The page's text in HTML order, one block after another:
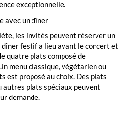
exceptionnelle.
avec un dîner
les invités peuvent réserver un
festif a lieu avant le concert et
quatre plats composé de
menu classique, végétarien ou
est proposé au choix. Des plats
autres plats spéciaux peuvent
demande.